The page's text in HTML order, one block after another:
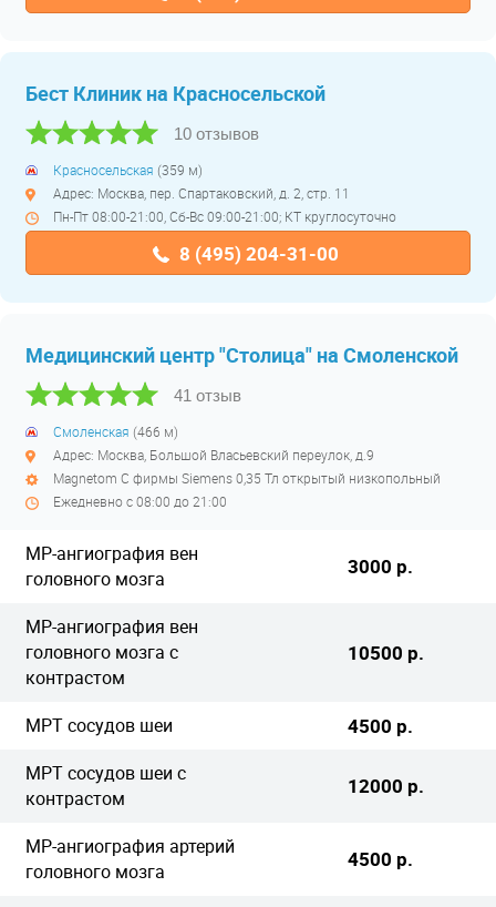
Бест Клиник на Красносельской
10 отзывов
Красносельская (359 м)
Адрес: Москва, пер. Спартаковский, д. 2, стр. 11
Пн-Пт 08:00-21:00, Сб-Вс 09:00-21:00; КТ круглосуточно
8 (495) 204-31-00
Медицинский центр "Столица" на Смоленской
41 отзыв
Смоленская (466 м)
Адрес: Москва, Большой Власьевский переулок, д.9
Magnetom C фирмы Siemens 0,35 Тл открытый низкопольный
Ежедневно с 08:00 до 21:00
МР-ангиография вен
головного мозга
3000 р.
МР-ангиография вен
головного мозга с
контрастом
10500 р.
МРТ сосудов шеи 4500 р.
МРТ сосудов шеи с
контрастом
12000 р.
МР-ангиография артерий
головного мозга
4500 р.